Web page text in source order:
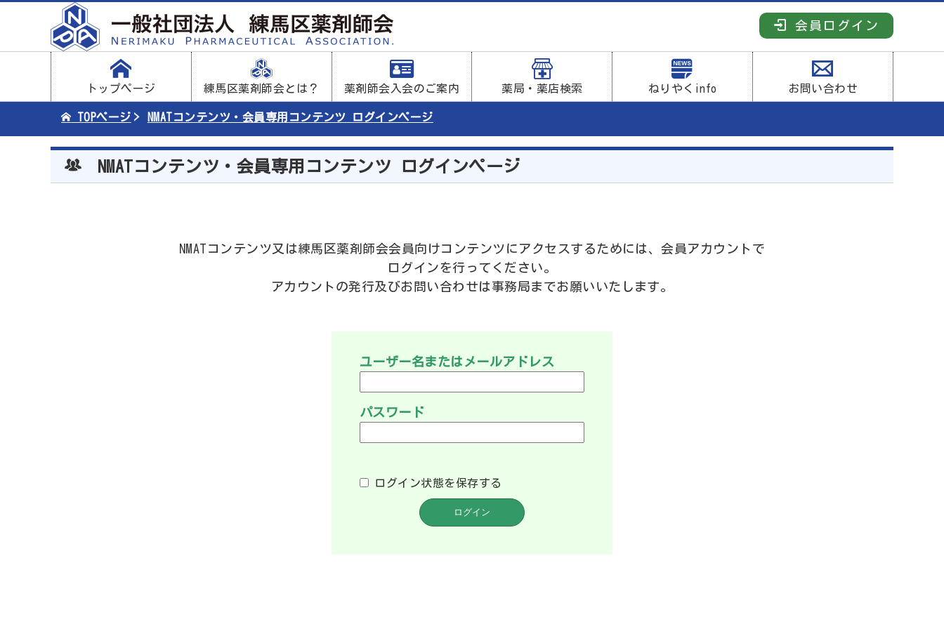
会員ログイン
トップページ 練馬区薬剤師会とは？ 薬剤師会入会のご案内 薬局・薬店検索 ねりやくinfo お問い合わせ
TOPページ NMATコンテンツ・会員専用コンテンツ ログインページ
NMATコンテンツ・会員専用コンテンツ ログインページ
NMATコンテンツ又は練馬区薬剤師会会員向けコンテンツにアクセスするためには、会員アカウントで
ログインを行ってください。
アカウントの発行及びお問い合わせは事務局までお願いいたします。
ユーザー名またはメールアドレス
パスワード
ログイン状態を保存する